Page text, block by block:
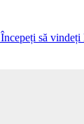
Începeți să